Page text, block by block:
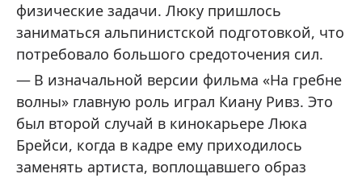
физические задачи. Люку пришлось
заниматься альпинистской подготовкой, что
потребовало большого средоточения сил.
В изначальной версии фильма «На гребне
волны» главную роль играл Киану Ривз. Это
был второй случай в кинокарьере Люка
Брейси, когда в кадре ему приходилось
заменять артиста, воплощавшего образ